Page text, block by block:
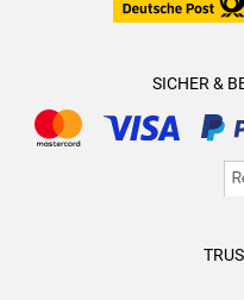
SICHER &